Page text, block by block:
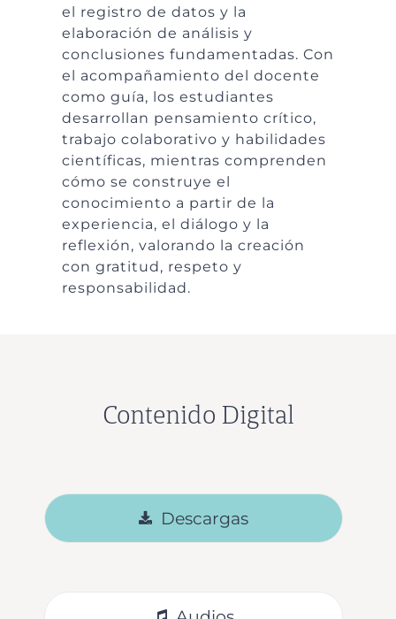
el registro de datos y la
elaboración de análisis y
conclusiones fundamentadas. Con
el acompañamiento del docente
como guía, los estudiantes
desarrollan pensamiento crítico,
trabajo colaborativo y habilidades
científicas, mientras comprenden
cómo se construye el
conocimiento a partir de la
experiencia, el diálogo y la
reflexión, valorando la creación
con gratitud, respeto y
responsabilidad.
Contenido Digital
Descargas